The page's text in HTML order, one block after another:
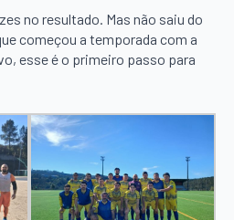
no resultado. Mas não saiu do
começou a temporada com a
esse é o primeiro passo para